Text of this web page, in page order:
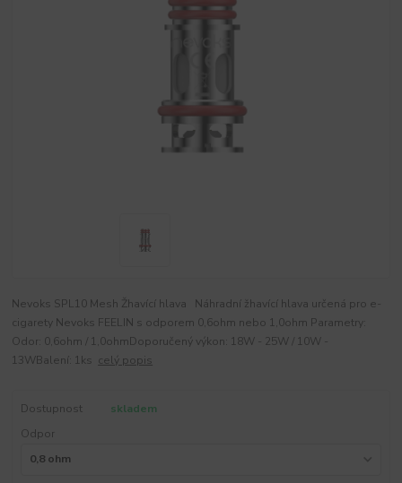
Nevoks SPL10 Mesh Žhavící hlava Náhradní žhavící hlava určená pro e-
cigarety Nevoks FEELIN s odporem 0,6ohm nebo 1,0ohm Parametry:
Odor: 0,6ohm / 1,0ohmDoporučený výkon: 18W - 25W / 10W -
13WBalení: 1ks celý popis
Dostupnost
skladem
Odpor